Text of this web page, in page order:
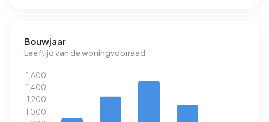
Bouwjaar
Leeftijd van de woningvoorraad